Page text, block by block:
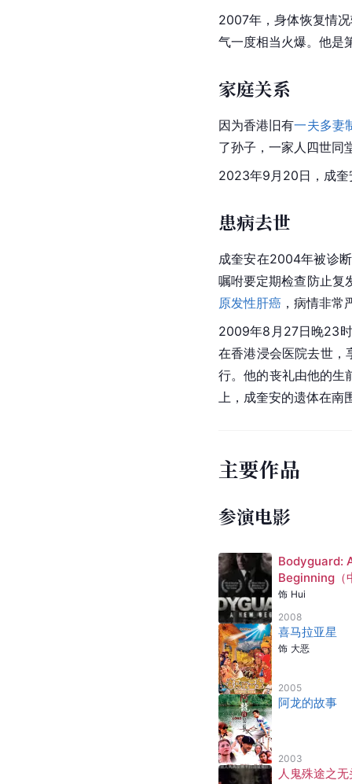
2007年，身体恢复情
气一度相当火爆。他是
家庭关系
因为香港旧有一夫多妻
了孙子，一家人四世同
2023年9月20日，成奎
患病去世
成奎安在2004年被诊
嘱咐要定期检查防止复
原发性肝癌 ，病情非常
2009年8月27日晚23
在香港浸会医院去世，
行。他的丧礼由他的生
上，成奎安的遗体在南
主要作品
参演电影
Bodyguard:
Beginning（
译名：护龙迷
饰 Hui
2008
喜马拉亚星
饰 大恶
2005
阿龙的故事
2003
人鬼殊途之